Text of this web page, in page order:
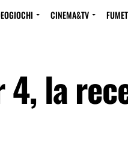
CINEMA&TV
4, la